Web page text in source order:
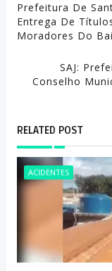
Prefeitura De
Entrega De
Moradores Do
SAJ:
Conselho
RELATED POST
ACIDENTES